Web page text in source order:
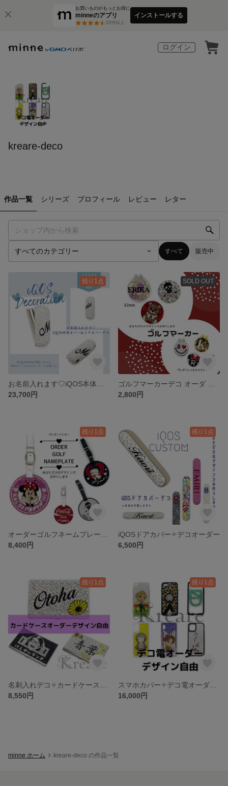
お買いものがもっとお得に
minneのアプリ
3万件以上
インストールする
ログイン
kreare-deco
作品一覧 シリーズ プロフィール レビュー レター
すべて 販売中
残り1点
23,700円
SOLD OUT
2,800円
残り1点
8,400円
残り1点
iQOSドアカバー✧︎デコオーダー
6,500円
残り1点
8,550円
残り1点
16,000円
minne ホーム kreare-deco の作品一覧